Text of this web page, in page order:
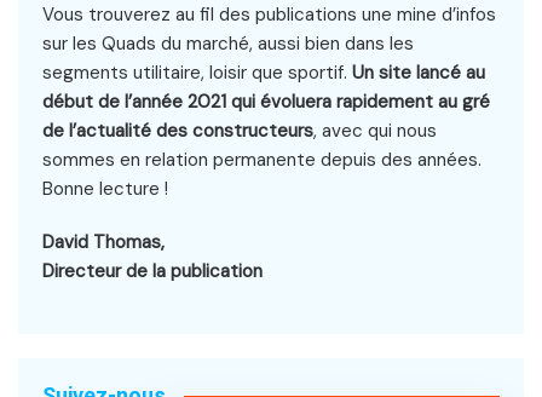
Vous trouverez au fil des publications une mine d’infos
sur les Quads du marché, aussi bien dans les
segments utilitaire, loisir que sportif. Un site lancé au
début de l’année 2021 qui évoluera rapidement au gré
de l’actualité des constructeurs, avec qui nous
sommes en relation permanente depuis des années.
Bonne lecture !
David Thomas,
Directeur de la publication